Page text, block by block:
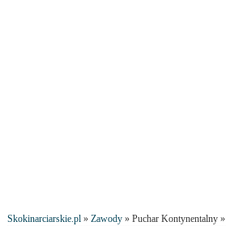
Skokinarciarskie.pl» Zawody» Puchar Kontynentalny »